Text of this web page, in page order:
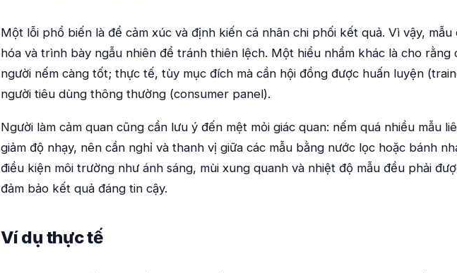
Một lỗi phổ biến là để cảm xúc và định kiến cá nhân chi phối kết quả. Vì vậy, mẫu
hóa và trình bày ngẫu nhiên để tránh thiên lệch. Một hiểu nhầm khác là cho rằng
người nếm càng tốt; thực tế, tùy mục đích mà cần hội đồng được huấn luyện
người tiêu dùng thông thường (consumer panel).
Người làm cảm quan cũng cần lưu ý đến mệt mỏi giác quan: nếm quá nhiều mẫu
giảm độ nhạy, nên cần nghỉ và thanh vị giữa các mẫu bằng nước lọc hoặc bánh
điều kiện môi trường như ánh sáng, mùi xung quanh và nhiệt độ mẫu đều phải
đảm bảo kết quả đáng tin cậy.
Ví dụ thực tế